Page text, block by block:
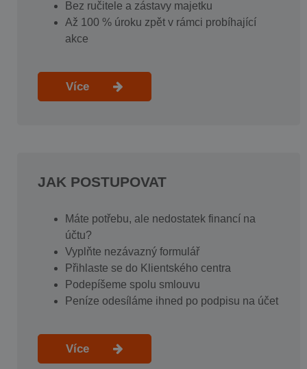
Bez ručitele a zástavy majetku
Až 100 % úroku zpět v rámci probíhající
akce
Více
JAK POSTUPOVAT
Máte potřebu, ale nedostatek financí na
účtu?
Vyplňte nezávazný formulář
Přihlaste se do Klientského centra
Podepíšeme spolu smlouvu
Peníze odesíláme ihned po podpisu na účet
Více